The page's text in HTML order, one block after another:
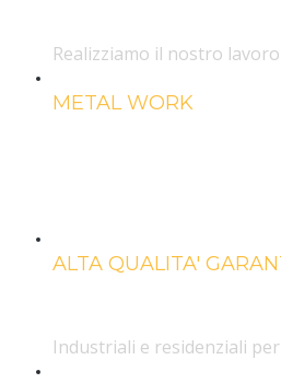
Realizziamo il nostro
METAL WORK
ALTA QUALITA'
Industriali e residenziali